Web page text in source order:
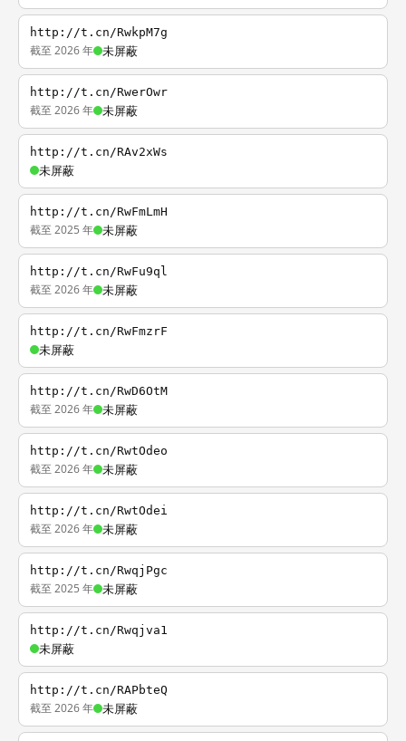
http://t.cn/RwkpM7g
截至 2026 年 未屏蔽
http://t.cn/RwerOwr
截至 2026 年 未屏蔽
http://t.cn/RAv2xWs
未屏蔽
http://t.cn/RwFmLmH
截至 2025 年 未屏蔽
http://t.cn/RwFu9ql
截至 2026 年 未屏蔽
http://t.cn/RwFmzrF
未屏蔽
http://t.cn/RwD6OtM
截至 2026 年 未屏蔽
http://t.cn/RwtOdeo
截至 2026 年 未屏蔽
http://t.cn/RwtOdei
截至 2026 年 未屏蔽
http://t.cn/RwqjPgc
截至 2025 年 未屏蔽
http://t.cn/Rwqjva1
未屏蔽
http://t.cn/RAPbteQ
截至 2026 年 未屏蔽